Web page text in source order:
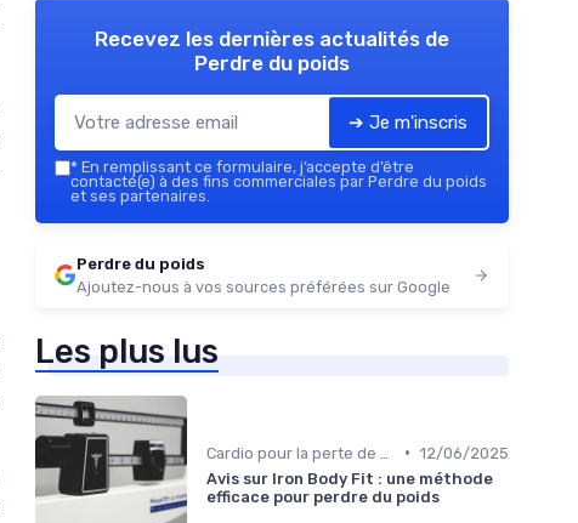
Recevez les dernières actualités de
Perdre du poids
➔ Je m'inscris
* En remplissant ce formulaire, j’accepte d’être
contacté(e) à des fins commerciales par Perdre du poids
et ses partenaires.
Perdre du poids
Ajoutez-nous à vos sources préférées sur Google
Les plus lus
• 12/06/2025
Avis sur Iron Body Fit : une méthode
efficace pour perdre du poids